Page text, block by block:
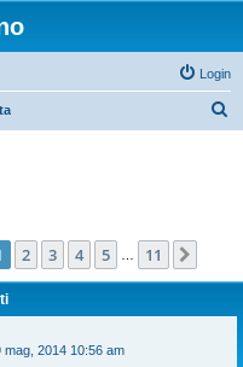
Login
di 11
2 3 4 5 11
mag, 2014 10:56 am